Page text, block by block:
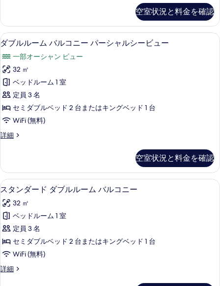
件
ル
コ
ニ
ー
の
す
べ
て
の
写
表
示
す
る
ル
ー
ム
バ
ル
コ
ニ
ー
の
詳
細
空室状況と料金を確認
ダ
ブ
ル
ル
ー
ム
バ
ル
コ
ー
パ
ー
シ
ャ
ル
シ
ー
ビ
ミニバー、アイロン / アイロン台、
2
ダブルルーム バルコニー パーシャルシービュー
一部オーシャン ビュー
32 ㎡
ベッドルーム 1 室
定員 3 名
セミダブルベッド 2 台またはキングベッド 1 台
WiFi (無料)
詳細
ダ
ー
ム
バ
コ
ニ
パ
ー
シ
ャ
ル
空室状況と料金を確認
ス
タ
ン
ダ
ー
ド
ダ
ブ
ミニバー、アイロン / アイロン台、
4
スタンダード ダブルルーム バルコニー
32 ㎡
ベッドルーム 1 室
定員 3 名
セミダブルベッド 2 台またはキングベッド 1 台
WiFi (無料)
詳細
ス